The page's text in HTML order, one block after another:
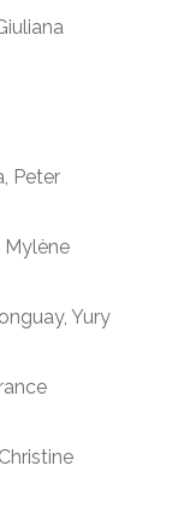
Peter
Mylène
Yury